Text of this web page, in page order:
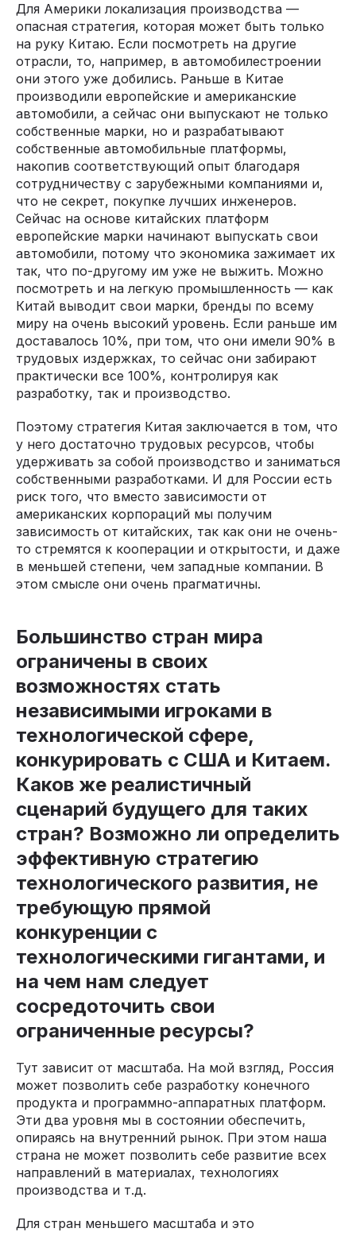
Для Америки локализация производства —
опасная стратегия, которая может быть только
на руку Китаю. Если посмотреть на другие
отрасли, то, например, в автомобилестроении
они этого уже добились. Раньше в Китае
производили европейские и американские
автомобили, а сейчас они выпускают не только
собственные марки, но и разрабатывают
собственные автомобильные платформы,
накопив соответствующий опыт благодаря
сотрудничеству с зарубежными компаниями и,
что не секрет, покупке лучших инженеров.
Сейчас на основе китайских платформ
европейские марки начинают выпускать свои
автомобили, потому что экономика зажимает их
так, что по-другому им уже не выжить. Можно
посмотреть и на легкую промышленность — как
Китай выводит свои марки, бренды по всему
миру на очень высокий уровень. Если раньше им
доставалось 10%, при том, что они имели 90% в
трудовых издержках, то сейчас они забирают
практически все 100%, контролируя как
разработку, так и производство.
Поэтому стратегия Китая заключается в том, что
у него достаточно трудовых ресурсов, чтобы
удерживать за собой производство и заниматься
собственными разработками. И для России есть
риск того, что вместо зависимости от
американских корпораций мы получим
зависимость от китайских, так как они не очень-
то стремятся к кооперации и открытости, и даже
в меньшей степени, чем западные компании. В
этом смысле они очень прагматичны.
Большинство стран мира
ограничены в своих
возможностях стать
независимыми игроками в
технологической сфере,
конкурировать с США и Китаем.
Каков же реалистичный
сценарий будущего для таких
стран? Возможно ли определить
эффективную стратегию
технологического развития, не
требующую прямой
конкуренции с
технологическими гигантами, и
на чем нам следует
сосредоточить свои
ограниченные ресурсы?
Тут зависит от масштаба. На мой взгляд, Россия
может позволить себе разработку конечного
продукта и программно-аппаратных платформ.
Эти два уровня мы в состоянии обеспечить,
опираясь на внутренний рынок. При этом наша
страна не может позволить себе развитие всех
направлений в материалах, технологиях
производства и т.д.
Для стран меньшего масштаба и это